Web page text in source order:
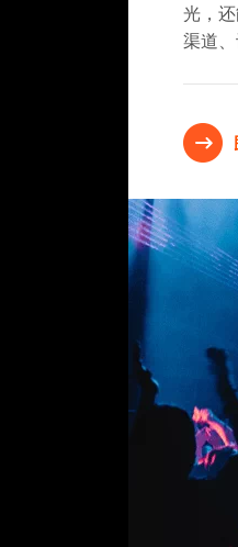
光，
渠道